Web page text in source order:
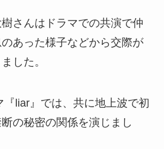
さんはドラマでの共演で仲
あった様子などから交際が
した。
liar』では、共に地上波で初
の秘密の関係を演じまし